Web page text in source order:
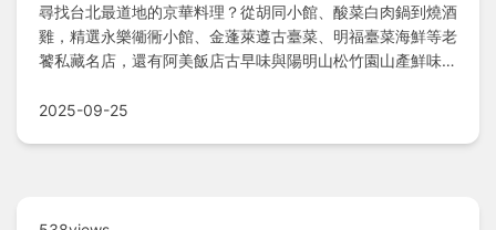
尋找台北最道地的京華料理？從胡同小館、酸菜白肉鍋到燒酒
雞，精選永樂衚衕小館、金蓬萊遵古臺菜、明福臺菜海鮮等老
饕私藏名店，還有阿美飯店古早味與陽明山松竹園山產鮮味，
握！
2025-09-25